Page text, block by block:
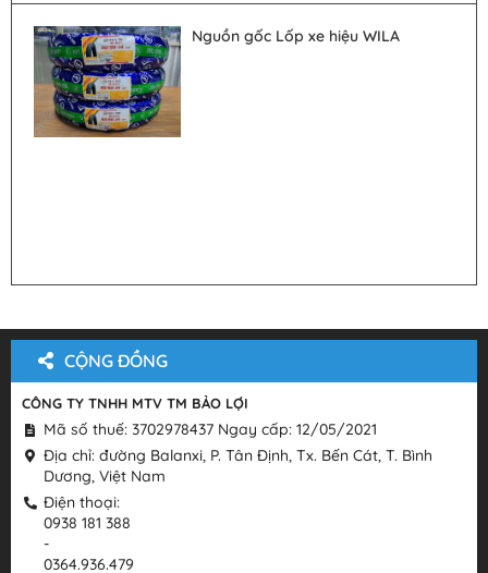
Nguồn gốc Lốp xe hiệu WILA
CỘNG ĐỒNG
CÔNG TY TNHH MTV TM BẢO LỢI
Mã số thuế: 3702978437 Ngay cấp: 12/05/2021
Địa chỉ: đường Balanxi, P. Tân Định, Tx. Bến Cát, T. Bình
Dương, Việt Nam
Điện thoại:
0938 181 388
-
0364.936.479